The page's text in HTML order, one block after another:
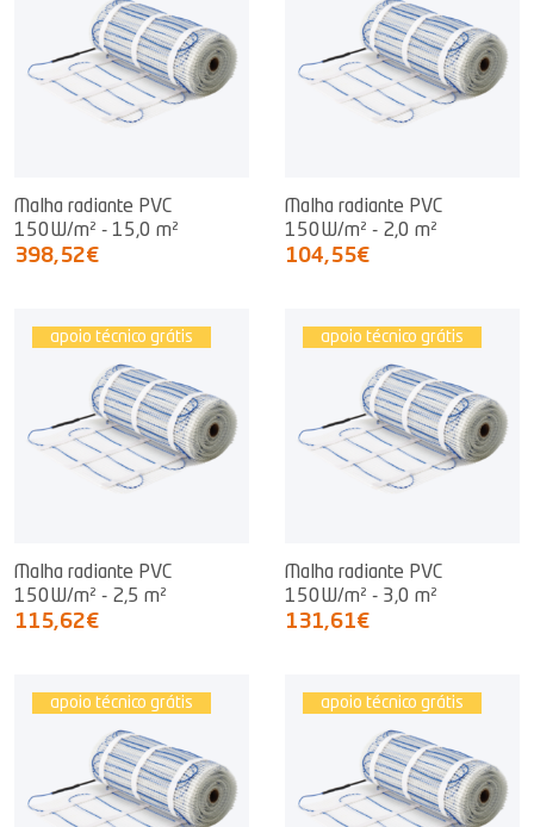
Malha radiante PVC
150W/m² - 15,0 m²
398,52€
Malha radiante PVC
150W/m² - 2,0 m²
104,55€
apoio técnico grátis
Malha radiante PVC
150W/m² - 2,5 m²
115,62€
apoio técnico grátis
Malha radiante PVC
150W/m² - 3,0 m²
131,61€
apoio técnico grátis apoio técnico grátis